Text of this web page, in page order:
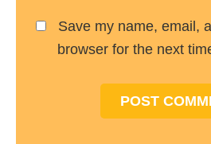
Save my name, email,
browser for the next